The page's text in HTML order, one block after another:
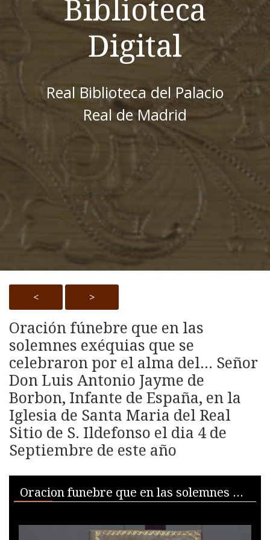
Biblioteca
Digital
Real Biblioteca del Palacio
Real de Madrid
< >
Oración fúnebre que en las
solemnes exéquias que se
celebraron por el alma del... Señor
Don Luis Antonio Jayme de
Borbon, Infante de España, en la
Iglesia de Santa Maria del Real
Sitio de S. Ildefonso el dia 4 de
Septiembre de este año
Media Viewer Oracion funebre que en las solemnes exequias